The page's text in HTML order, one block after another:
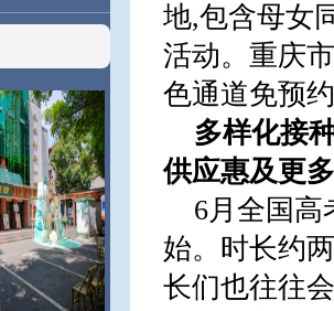
地,包含母女
活动。重庆
色通道免预
多样化接
供应惠及更
6月全国高
始。时长约
长们也往往